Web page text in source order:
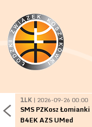
1LK | 2026-09-26 00:00
SMS PZKosz Łomianki
B4EK AZS UMed